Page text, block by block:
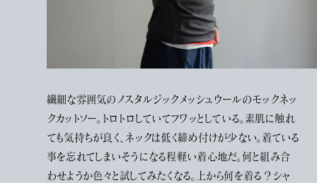
繊細な雰囲気のノスタルジックメッシュウールのモックネッ
クカットソー。トロトロしていてフワッとしている。素肌に触れ
ても気持ちが良く、ネックは低く締め付けが少ない。着ている
事を忘れてしまいそうになる程軽い着心地だ。何と組み合
わせようか色々と試してみたくなる。上から何を着る？シャ